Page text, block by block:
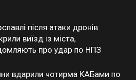
після атаки дронів
виїзд із міста,
про удар по НПЗ
вдарили чотирма КАБами по